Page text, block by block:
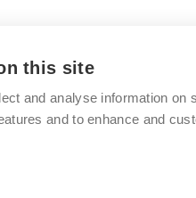
this site
and analyse information on
and to enhance and